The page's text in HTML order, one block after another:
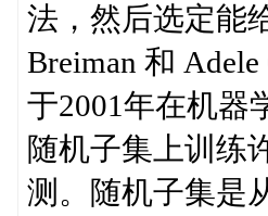
法，然后选定能
Breiman 和
于2001年在机器
随机子集上训练
测。随机子集是